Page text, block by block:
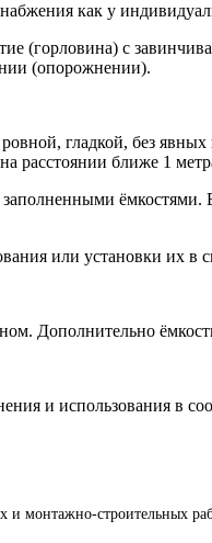
как у
(горловина) с
(опорожнении).
гладкой, без
расстоянии ближе 1
заполненными
или установки их в
Дополнительно
и использования в
и монтажно-строительных